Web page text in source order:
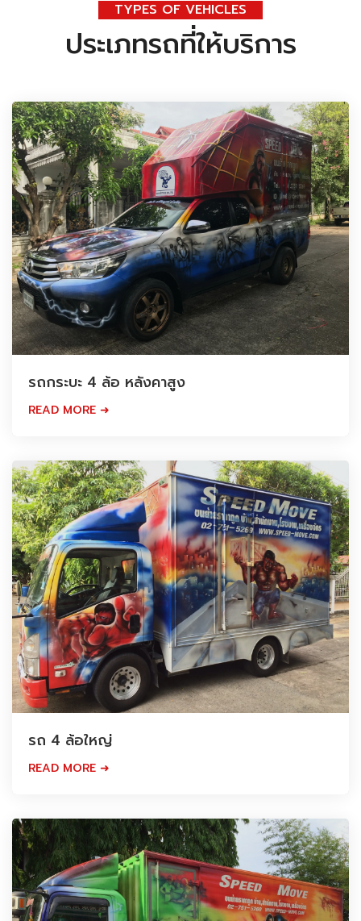
TYPES OF VEHICLES
ประเภทรถที่ให้บริการ
รถกระบะ 4 ล้อ หลังคาสูง
READ MORE ➜
รถ 4 ล้อใหญ่
READ MORE ➜